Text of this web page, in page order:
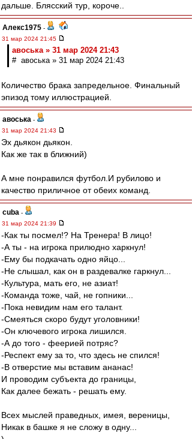
дальше. Блясский тур, короче..
Алекс1975 -
31 мар 2024 21:45
авоська » 31 мар 2024 21:43
# авоська » 31 мар 2024 21:43
Количество брака запредельное. Финальный
эпизод тому иллюстрацией.
авоська -
31 мар 2024 21:43
Эх дьякон дьякон.
Как же так в ближний)
А мне понравился футбол.И рубилово и
качество приличное от обеих команд.
cuba -
31 мар 2024 21:39
-Как ты посмел!? На Тренера! В лицо!
-А ты - на игрока прилюдно харкнул!
-Ему бы подкачать одно яйцо...
-Не слышал, как он в раздевалке гаркнул...
-Культура, мать его, не азиат!
-Команда тоже, чай, не гопники...
-Пока невидим нам его талант.
-Смеяться скоро будут уголовники!
-Он ключевого игрока лишился.
-А до того - феерией потряс?
-Респект ему за то, что здесь не спился!
-В отверстие мы вставим ананас!
И проводим субъекта до границы,
Как далее бежать - решать ему.
Всех мыслей праведных, имея, вереницы,
Никак в башке я не сложу в одну...